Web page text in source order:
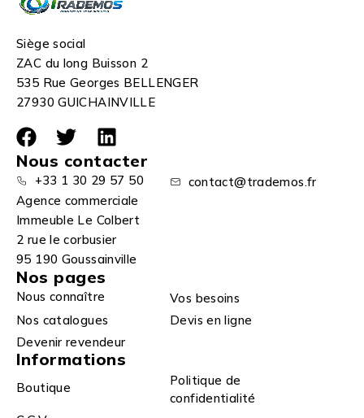
Siège social
ZAC du long Buisson 2
535 Rue Georges BELLENGER
27930 GUICHAINVILLE
Nous contacter
+33 1 30 29 57 50
contact@trademos.fr
Agence commerciale
Immeuble Le Colbert
2 rue le corbusier
95 190 Goussainville
Nos pages
Nous connaître
Vos besoins
Nos catalogues
Devis en ligne
Devenir revendeur
Informations
Boutique
Politique de
confidentialité